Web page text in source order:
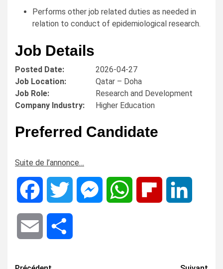
Performs other job related duties as needed in
relation to conduct of epidemiological research.
Job Details
Posted Date:
2026-04-27
Job Location:
Qatar – Doha
Job Role:
Research and Development
Company Industry:
Higher Education
Preferred Candidate
Suite de l’annonce…
Facebook Twitter MessengerWhatsApp Flipboard
Email